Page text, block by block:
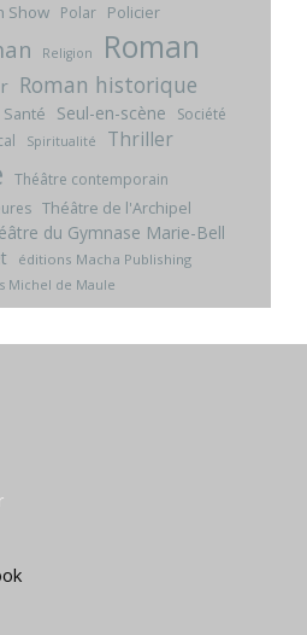
Show Polar Policier
Religion Roman
Roman historique
Santé Seul-en-scène
Société
Spiritualité Thriller
Théâtre contemporain
Théâtre de l'Archipel
du Gymnase Marie-Bell
éditions Macha Publishing
Michel de Maule